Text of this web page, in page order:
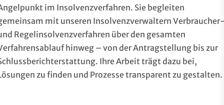
im Insolvenzverfahren. Sie begleiten
mit unseren Insolvenzverwaltern
Regelinsolvenzverfahren über den gesamten
hinweg – von der Antragstellung bis zur
Ihre Arbeit trägt dazu bei,
zu finden und Prozesse transparent zu gestalten.